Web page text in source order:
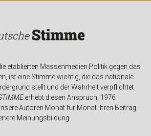
etablierten Massenmedien Politik gegen das
ist eine Stimme wichtig, die das nationale
stellt und der Wahrheit verpflichtet
erhebt diesen Anspruch. 1976
Autoren Monat für Monat ihren Beitrag
Meinungsbildung.